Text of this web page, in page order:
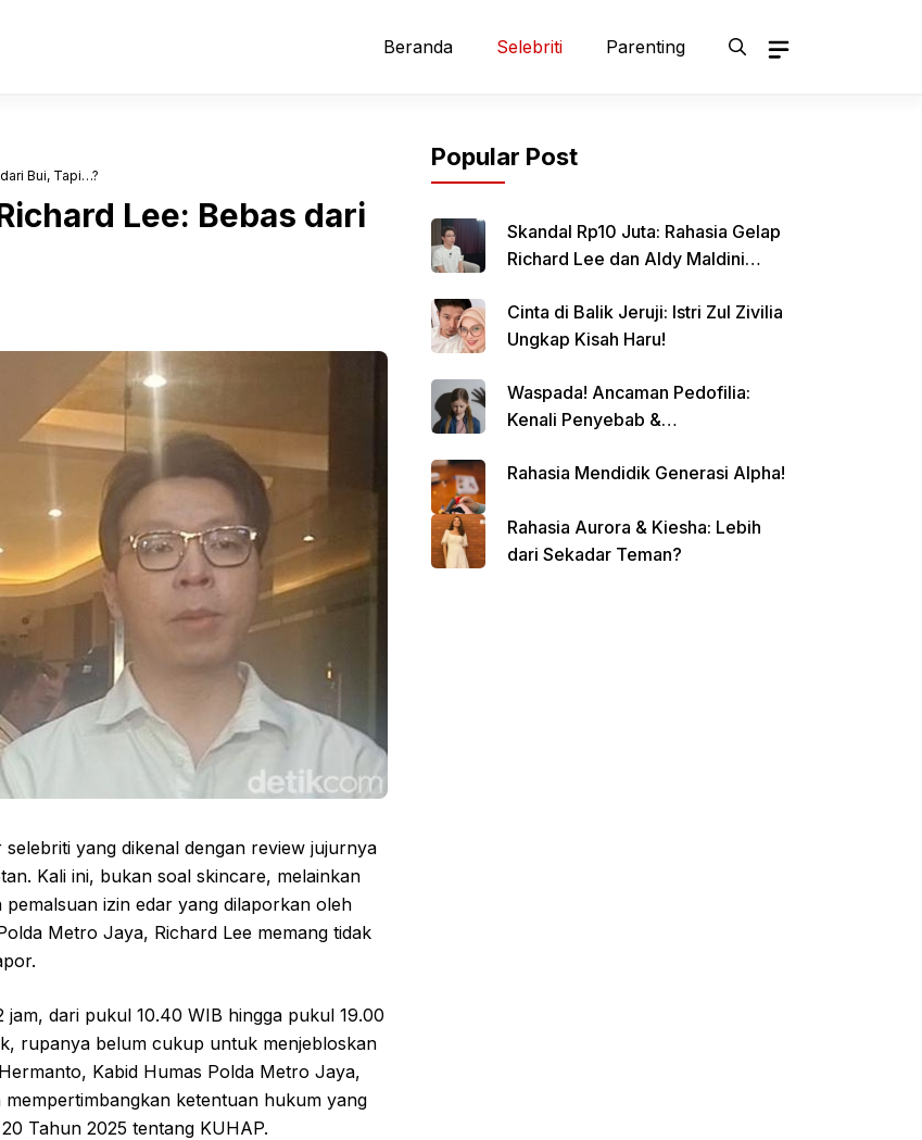
Beranda Selebriti Parenting
Bui, Tapi…?
Lee: Bebas dari
yang dikenal dengan review jujurnya
Kali ini, bukan soal skincare, melainkan
izin edar yang dilaporkan oleh
Metro Jaya, Richard Lee memang tidak
dari pukul 10.40 WIB hingga pukul 19.00
rupanya belum cukup untuk menjebloskan
Kabid Humas Polda Metro Jaya,
ketentuan hukum yang
Tahun 2025 tentang KUHAP.
Popular Post
Skandal Rp10 Juta: Rahasia Gelap
Richard Lee dan Aldy Maldini
Cinta di Balik Jeruji: Istri Zul Zivilia
Ungkap Kisah Haru!
Waspada! Ancaman Pedofilia:
Kenali Penyebab &
Rahasia Mendidik Generasi Alpha!
Rahasia Aurora & Kiesha: Lebih
dari Sekadar Teman?